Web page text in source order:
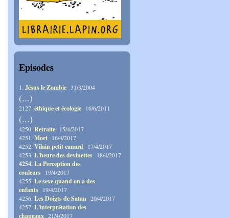
Episodes
1. Jésus le Zombie 31/3/2004
(...)
2127. éthique et écologie 16/6/2011
(...)
4250. Retraite 15/4/2017
4251. Mort 16/4/2017
4252. Vilain petit canard 17/4/2017
4253. L'heure des devinettes 18/4/2017
4254.La Perception des
couleurs
19/4/2017
4255. Le sexe quand on a des
enfants 19/4/2017
4256. Les Doigts de Satan 20/4/2017
4257. L'interprétation des
chapeaux 21/4/2017